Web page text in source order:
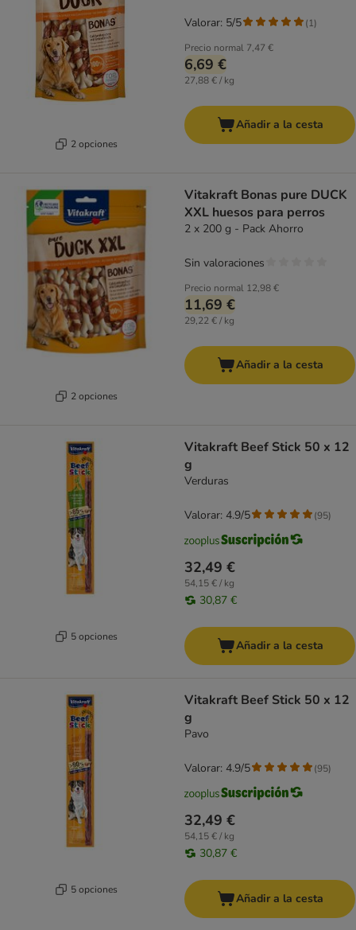
2 opciones
Precio normal 7,47 €
6,69 €
27,88 € / kg
Valorar: 5/5 (1)
Añadir a la cesta
2 opciones
Vitakraft Bonas pure DUCK
XXL huesos para perros
2 x 200 g - Pack Ahorro
Precio normal 12,98 €
11,69 €
29,22 € / kg
Sin valoraciones
Añadir a la cesta
5 opciones
Vitakraft Beef Stick 50 x 12
g
Verduras
32,49 €
54,15 € / kg
30,87 €
Valorar: 4.9/5 (95)
Añadir a la cesta
5 opciones
Vitakraft Beef Stick 50 x 12
g
Pavo
32,49 €
54,15 € / kg
30,87 €
Valorar: 4.9/5 (95)
Añadir a la cesta